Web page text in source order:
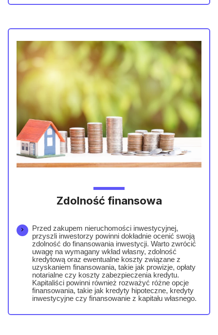
Zdolność finansowa
Przed zakupem nieruchomości inwestycyjnej,
przyszli inwestorzy powinni dokładnie ocenić swoją
zdolność do finansowania inwestycji. Warto zwrócić
uwagę na wymagany wkład własny, zdolność
kredytową oraz ewentualne koszty związane z
uzyskaniem finansowania, takie jak prowizje, opłaty
notarialne czy koszty zabezpieczenia kredytu.
Kapitaliści powinni również rozważyć różne opcje
finansowania, takie jak kredyty hipoteczne, kredyty
inwestycyjne czy finansowanie z kapitału własnego.